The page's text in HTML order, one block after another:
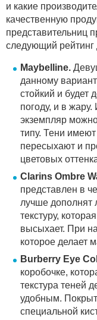
и какие
качественную
представительниц
следующий рейтинг
Maybelline.
данному
стойкий и будет
погоду, и в
экземпляр
типу. Тени
пересыхают и
цветовых
Clarins Ombre
представлен в
лучше дополнят
текстуру,
высыхает. При
которое делает
Burberry Eye
коробочке,
текстура теней
удобным.
специальной